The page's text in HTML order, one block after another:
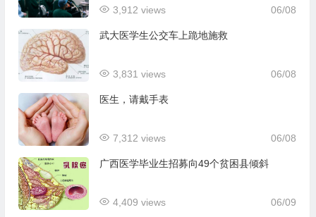
06/08
3,912 views
武大医学生公交车上跪地施救
06/08
3,831 views
医生，请戴手表
06/08
7,312 views
广西医学毕业生招募向49个贫困县倾斜
06/09
4,409 views